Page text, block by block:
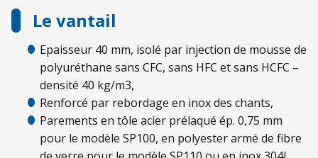
Le vantail
Epaisseur 40 mm, isolé par injection de mousse de
polyuréthane sans CFC, sans HFC et sans HCFC –
densité 40 kg/m3,
Renforcé par rebordage en inox des chants,
Parements en tôle acier prélaqué ép. 0,75 mm
pour le modèle SP100, en polyester armé de fibre